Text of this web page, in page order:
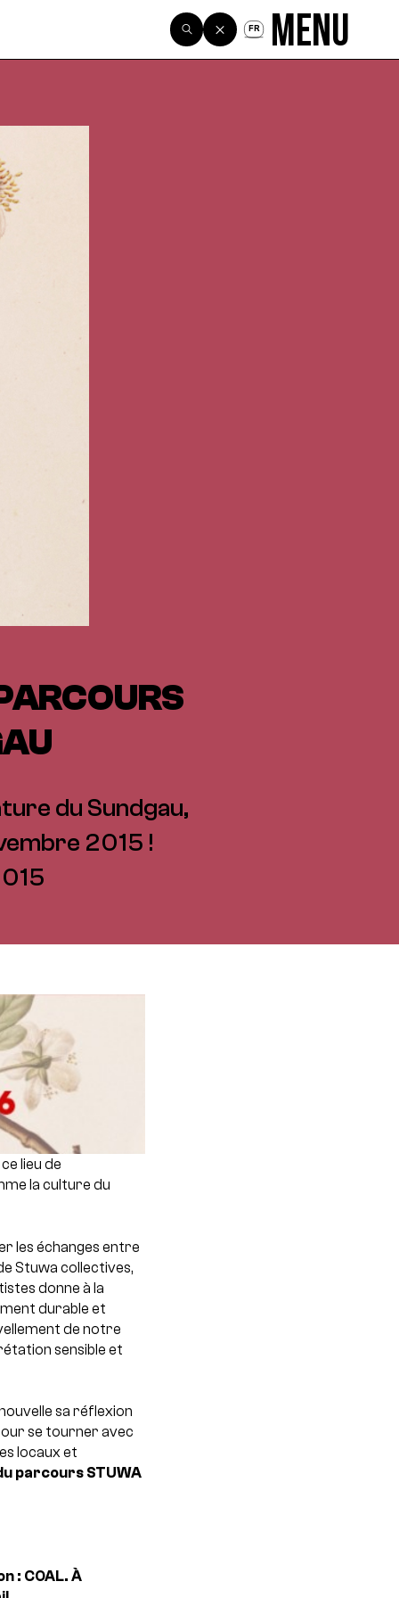
FR Menu
du Sundgau,
2015 !
lieu de
la culture du
les échanges entre
Stuwa collectives,
donne à la
durable et
de notre
sensible et
sa réflexion
se tourner avec
locaux et
parcours STUWA
: COAL. À